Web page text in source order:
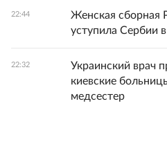
22:44
Женская сборная
уступила Сербии
22:32
Украинский врач
киевские
медсестер